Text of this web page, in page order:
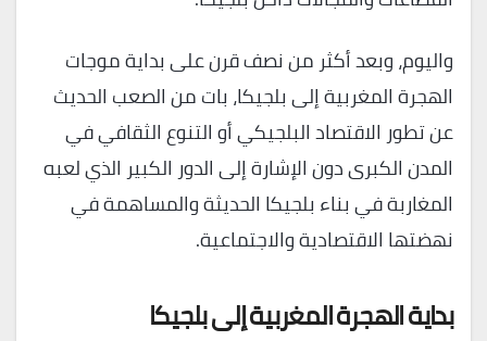
واليوم، وبعد أكثر من نصف قرن على بداية موجات
الهجرة المغربية إلى بلجيكا، بات من الصعب الحديث
عن تطور الاقتصاد البلجيكي أو التنوع الثقافي في
المدن الكبرى دون الإشارة إلى الدور الكبير الذي لعبه
المغاربة في بناء بلجيكا الحديثة والمساهمة في
نهضتها الاقتصادية والاجتماعية.
بداية الهجرة المغربية إلى بلجيكا